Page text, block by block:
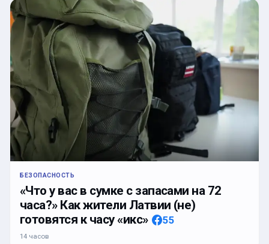
БЕЗОПАСНОСТЬ
«Что у вас в сумке с запасами на 72
часа?» Как жители Латвии (не)
готовятся к часу «икс»
55
14 часов